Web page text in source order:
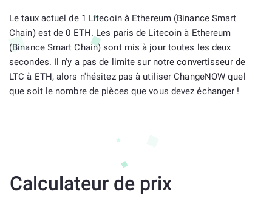
Le taux actuel de 1 Litecoin à Ethereum (Binance Smart
Chain) est de 0 ETH. Les paris de Litecoin à Ethereum
(Binance Smart Chain) sont mis à jour toutes les deux
secondes. Il n'y a pas de limite sur notre convertisseur de
LTC à ETH, alors n'hésitez pas à utiliser ChangeNOW quel
que soit le nombre de pièces que vous devez échanger !
Calculateur de prix